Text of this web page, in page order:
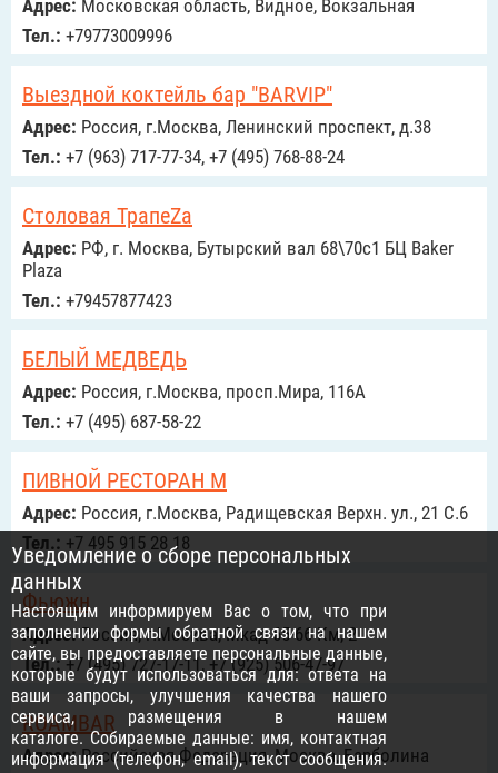
Адрес: Московская область, Видное, Вокзальная
Тел.: +79773009996
Выездной коктейль бар "BARVIP"
Адрес: Россия, г.Москва, Ленинский проспект, д.38
Тел.: +7 (963) 717-77-34, +7 (495) 768-88-24
Столовая ТрапеZа
Адрес: РФ, г. Москва, Бутырский вал 68\70с1 БЦ Baker
Plaza
Тел.: +79457877423
БЕЛЫЙ МЕДВЕДЬ
Адрес: Россия, г.Москва, просп.Мира, 116А
Тел.: +7 (495) 687-58-22
ПИВНОЙ РЕСТОРАН М
Адрес: Россия, г.Москва, Радищевская Верхн. ул., 21 С.6
Тел.: +7 495 915 28 18
Фьюжн
Адрес:Россия, г.Москва, Мкад 65-66 Км, 2
Тел.:+7 (495) 727-17-11, +7 (925) 506-47-97
ROAMBAR
Адрес:Российcкая Федерация, Москва, Барболина
Уведомление о сборе персональных
данных
Настоящим информируем Вас о том, что при
заполнении формы обратной связи на нашем
сайте, вы предоставляете персональные данные,
которые будут использоваться для: ответа на
ваши запросы, улучшения качества нашего
сервиса, размещения в нашем
каталоге. Собираемые данные: имя, контактная
информация (телефон, email), текст сообщения.